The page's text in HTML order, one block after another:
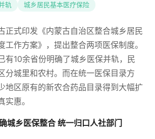
轨 城乡居民基本医疗保险
正式印发《内蒙古自治区整合城乡居民
工作方案》，提出整合两项医保制度。
有10余省份明确了城乡医保并轨，民
分城里和农村。而在统一医保目录方
地区原有的新农合药品目录得到大幅扩
惠。
城乡医保整合 统一归口人社部门